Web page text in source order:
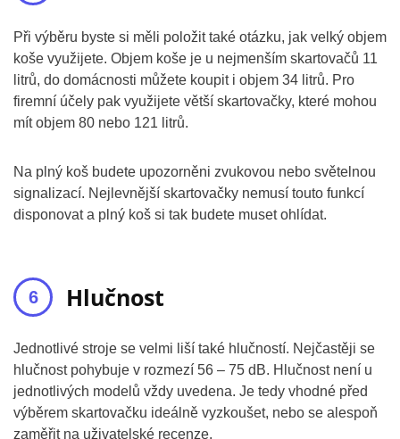
Při výběru byste si měli položit také otázku, jak velký objem
koše využijete. Objem koše je u nejmenším skartovačů 11
litrů, do domácnosti můžete koupit i objem 34 litrů. Pro
firemní účely pak využijete větší skartovačky, které mohou
mít objem 80 nebo 121 litrů.
Na plný koš budete upozorněni zvukovou nebo světelnou
signalizací. Nejlevnější skartovačky nemusí touto funkcí
disponovat a plný koš si tak budete muset ohlídat.
Hlučnost
Jednotlivé stroje se velmi liší také hlučností. Nejčastěji se
hlučnost pohybuje v rozmezí 56 – 75 dB. Hlučnost není u
jednotlivých modelů vždy uvedena. Je tedy vhodné před
výběrem skartovačku ideálně vyzkoušet, nebo se alespoň
zaměřit na uživatelské recenze.